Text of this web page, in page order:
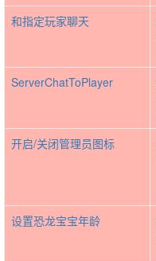
和指定玩家聊天
ServerChatToPlayer
开启/关闭管理员图标
设置恐龙宝宝年龄